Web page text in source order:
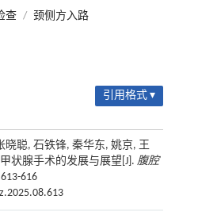
查 / 颈侧方入路
引用格式 ▾
晓聪, 石铁锋, 秦华东, 姚京, 王
状腺手术的发展与展望[J]. 腹腔
616